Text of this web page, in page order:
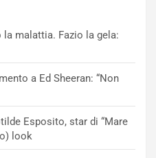
malattia. Fazio la gela:
a Ed Sheeran: “Non
Esposito, star di “Mare
look